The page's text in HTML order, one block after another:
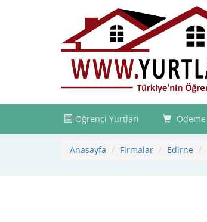
Öğrenci Yurtları Ödeme
Anasayfa Firmalar Edirne